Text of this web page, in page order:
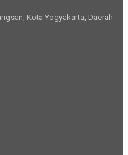
Kota Yogyakarta, Daerah